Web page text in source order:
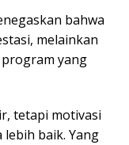
bahwa
melainkan
yang
tetapi motivasi
baik. Yang